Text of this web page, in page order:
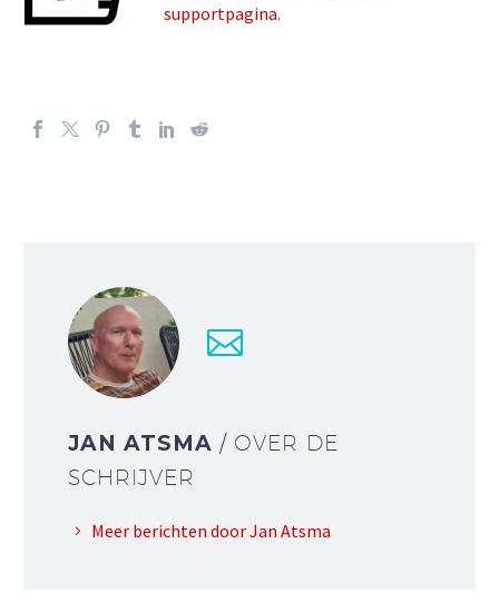
supportpagina.
JAN ATSMA / OVER DE
SCHRIJVER
Meer berichten door Jan Atsma